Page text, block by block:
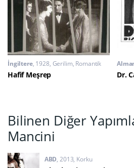
İngiltere 1928 Gerilim, Romantik
Hafif Meşrep
Bilinen Diğer
Mancini
ABD 2013 Korku